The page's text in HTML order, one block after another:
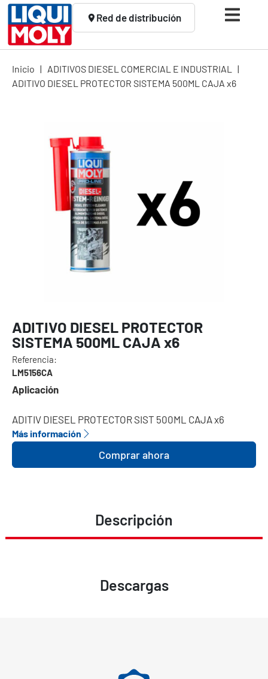
Red de distribución
Inicio | ADITIVOS DIESEL COMERCIAL E INDUSTRIAL
|
ADITIVO DIESEL PROTECTOR SISTEMA 500ML CAJA x6
ADITIVO DIESEL PROTECTOR
SISTEMA 500ML CAJA x6
Referencia:
LM5156CA
Aplicación
ADITIV DIESEL PROTECTOR SIST 500ML CAJA x6
Más información
Comprar ahora
Descripción
Descargas